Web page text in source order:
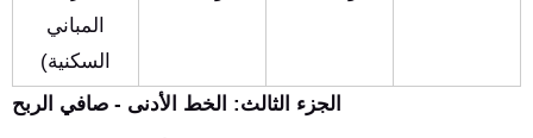
المباني
السكنية)
الجزء الثالث: الخط الأدنى - صافي الربح